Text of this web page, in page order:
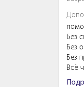
Без
Без
Без
Всё